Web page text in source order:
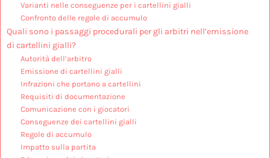
Varianti nelle conseguenze per i cartellini gialli
Confronto delle regole di accumulo
Quali sono i passaggi procedurali per gli arbitri nell’emissione
di cartellini gialli?
Autorità dell’arbitro
Emissione di cartellini gialli
Infrazioni che portano a cartellini
Requisiti di documentazione
Comunicazione con i giocatori
Conseguenze dei cartellini gialli
Regole di accumulo
Impatto sulla partita